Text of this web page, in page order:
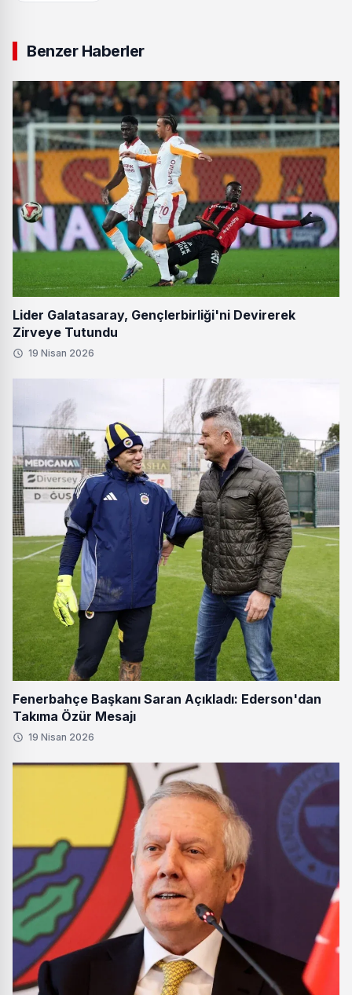
Benzer Haberler
Lider Galatasaray, Gençlerbirliği'ni Devirerek
Zirveye Tutundu
19 Nisan 2026
Fenerbahçe Başkanı Saran Açıkladı: Ederson'dan
Takıma Özür Mesajı
19 Nisan 2026